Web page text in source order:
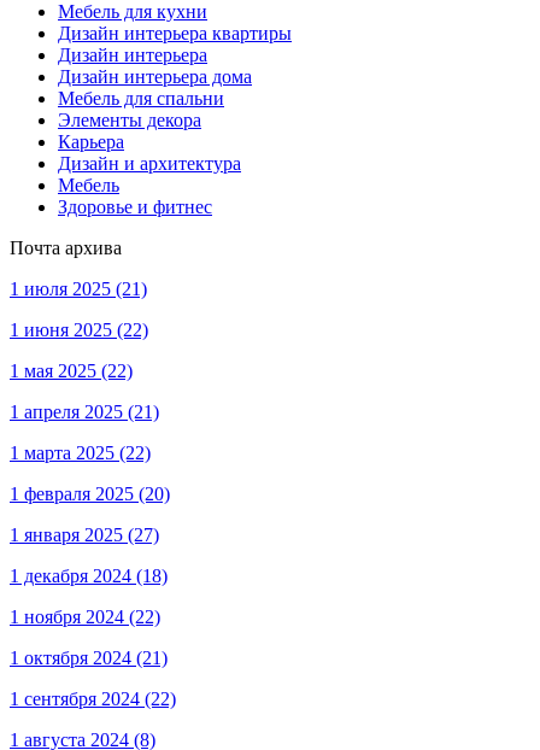
Мебель для кухни
Дизайн интерьера квартиры
Дизайн интерьера
Дизайн интерьера дома
Мебель для спальни
Элементы декора
Карьера
Дизайн и архитектура
Мебель
Здоровье и фитнес
Почта архива
1 июля 2025 (21)
1 июня 2025 (22)
1 мая 2025 (22)
1 апреля 2025 (21)
1 марта 2025 (22)
1 февраля 2025 (20)
1 января 2025 (27)
1 декабря 2024 (18)
1 ноября 2024 (22)
1 октября 2024 (21)
1 сентября 2024 (22)
1 августа 2024 (8)